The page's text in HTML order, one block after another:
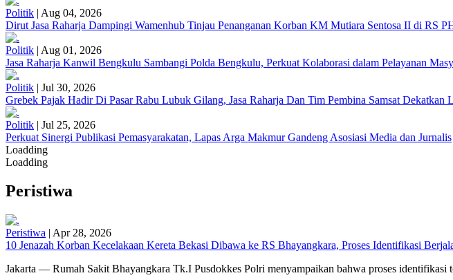
Politik | Aug 04, 2026
Dirut Jasa Raharja Dampingi Wamenhub Tinjau Penanganan Korban KM Mutiara Sentosa II di RS
Politik | Aug 01, 2026
Jasa Raharja Kanwil Bengkulu Sambangi Polda Bengkulu, Perkuat Kolaborasi dalam Pelayanan
Politik | Jul 30, 2026
Grebek Pajak Hadir Di Pasar Rabu Lubuk Gilang, Jasa Raharja Dan Tim Pembina Samsat Dekatkan
Politik | Jul 25, 2026
Perkuat Sinergi Publikasi Pemasyarakatan, Lapas Arga Makmur Gandeng Asosiasi Media dan Jurnalis
Loadding
Loadding
Peristiwa
Peristiwa | Apr 28, 2026
10 Jenazah Korban Kecelakaan Kereta Bekasi Dibawa ke RS Bhayangkara, Proses Identifikasi
Jakarta — Rumah Sakit Bhayangkara Tk.I Pusdokkes Polri menyampaikan bahwa proses identifikasi